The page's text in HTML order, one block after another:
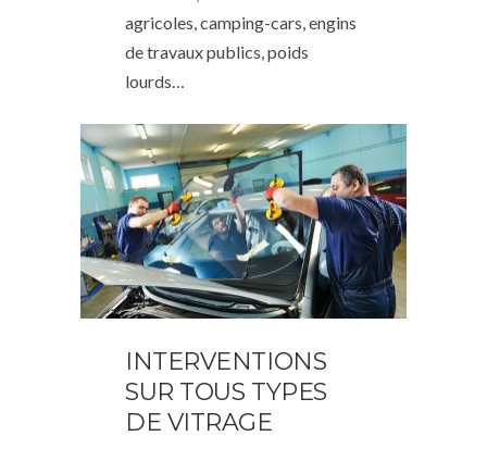
agricoles, camping-cars, engins
de travaux publics, poids
lourds…
INTERVENTIONS
SUR TOUS TYPES
DE VITRAGE